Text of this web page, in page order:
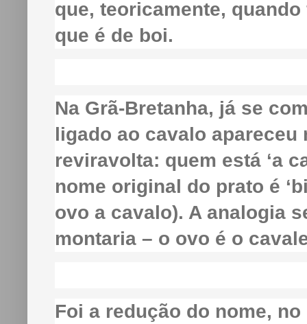
que, teoricamente,
que é de boi.
Na Grã-Bretanha, já se
ligado ao cavalo apareceu
reviravolta: quem está ‘a
nome original do prato é
ovo a cavalo). A analogia
montaria – o ovo é o
Foi a redução do nome,